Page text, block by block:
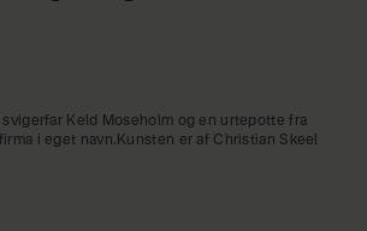
svigerfar Keld Moseholm og en urtepotte fra
i eget navn.Kunsten er af Christian Skeel